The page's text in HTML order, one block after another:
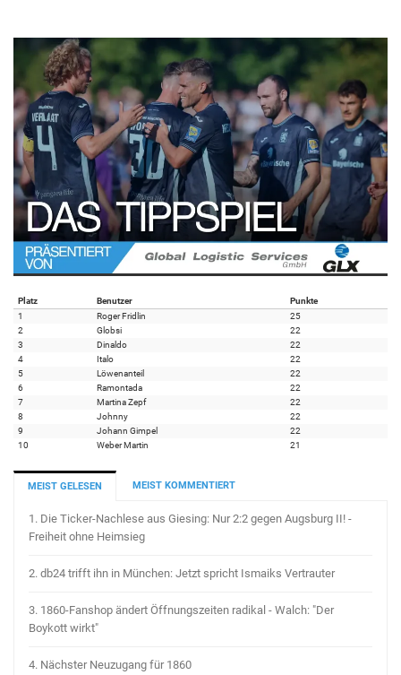
Platz Benutzer
Punkte
1
Roger Fridlin
25
2
Globsi
22
3
Dinaldo
22
4
Italo
22
5
Löwenanteil
22
6
Ramontada
22
7
Martina Zepf
22
8
Johnny
22
9
Johann Gimpel
22
10
Weber Martin 21
MEIST GELESEN MEIST KOMMENTIERT
1. Die Ticker-Nachlese aus Giesing: Nur 2:2 gegen Augsburg II! -
Freiheit ohne Heimsieg
2. db24 trifft ihn in München: Jetzt spricht Ismaiks Vertrauter
3. 1860-Fanshop ändert Öffnungszeiten radikal - Walch: "Der
Boykott wirkt"
4. Nächster Neuzugang für 1860